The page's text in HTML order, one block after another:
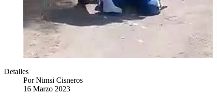
Detalles
PorNimsi Cisneros
16 Marzo 2023